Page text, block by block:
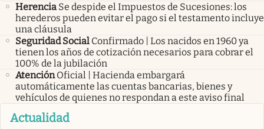
Herencia Se despide el Impuestos de Sucesiones: los
herederos pueden evitar el pago si el testamento incluye
una cláusula
Seguridad Social Confirmado | Los nacidos en 1960 ya
tienen los años de cotización necesarios para cobrar el
100% de la jubilación
Atención Oficial | Hacienda embargará
automáticamente las cuentas bancarias, bienes y
vehículos de quienes no respondan a este aviso final
Actualidad